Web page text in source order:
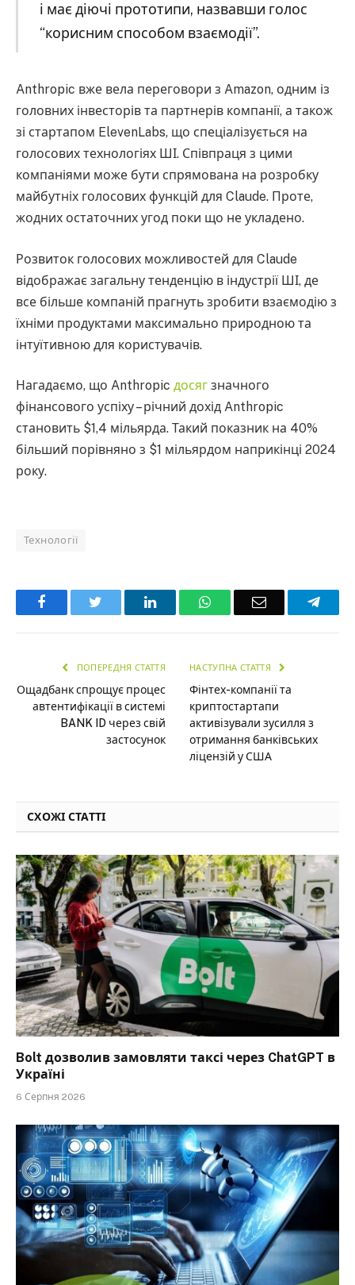
і має діючі прототипи, назвавши голос
“корисним способом взаємодії”.
Anthropic вже вела переговори з Amazon, одним із
головних інвесторів та партнерів компанії, а також
зі стартапом ElevenLabs, що спеціалізується на
голосових технологіях ШІ. Співпраця з цими
компаніями може бути спрямована на розробку
майбутніх голосових функцій для Claude. Проте,
жодних остаточних угод поки що не укладено.
Розвиток голосових можливостей для Claude
відображає загальну тенденцію в індустрії ШІ, де
все більше компаній прагнуть зробити взаємодію з
їхніми продуктами максимально природною та
інтуїтивною для користувачів.
Нагадаємо, що Anthropic досяг значного
фінансового успіху – річний дохід Anthropic
становить $1,4 мільярда. Такий показник на 40%
більший порівняно з $1 мільярдом наприкінці 2024
року.
Технології
Facebook LinkedInWhatsAppEmail
ПОПЕРЕДНЯ СТАТТЯ
Ощадбанк спрощує процес
автентифікації в системі
BANK ID через свій
застосунок
НАСТУПНА СТАТТЯ
Фінтех-компанії та
криптостартапи
активізували зусилля з
отримання банківських
ліцензій у США
СХОЖІ СТАТТІ
Bolt дозволив замовляти таксі через ChatGPT в
Україні
6 Серпня 2026